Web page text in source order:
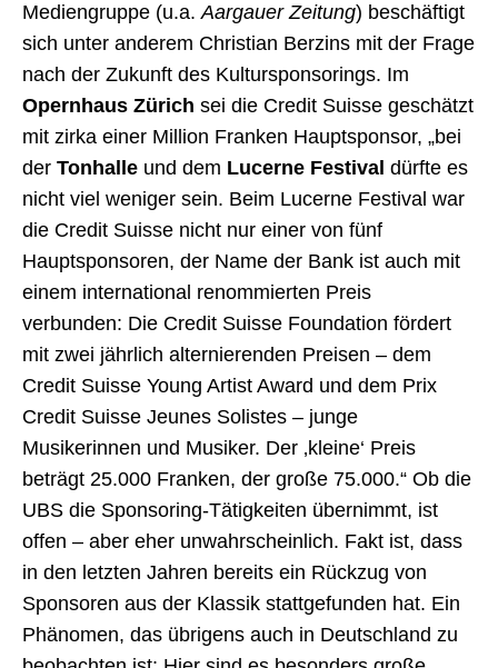
Mediengruppe (u.a.Aargauer Zeitung) beschäftigt
sich unter anderem Christian Berzins mit der Frage
nach der Zukunft des Kultursponsorings. Im
Opernhaus Zürich sei die Credit Suisse geschätzt
mit zirka einer Million Franken Hauptsponsor, „bei
der Tonhalle und dem Lucerne Festival dürfte es
nicht viel weniger sein. Beim Lucerne Festival war
die Credit Suisse nicht nur einer von fünf
Hauptsponsoren, der Name der Bank ist auch mit
einem international renommierten Preis
verbunden: Die Credit Suisse Foundation fördert
mit zwei jährlich alternierenden Preisen – dem
Credit Suisse Young Artist Award und dem Prix
Credit Suisse Jeunes Solistes – junge
Musikerinnen und Musiker. Der ‚kleine‘ Preis
beträgt 25.000 Franken, der große 75.000.“ Ob die
UBS die Sponsoring-Tätigkeiten übernimmt, ist
offen – aber eher unwahrscheinlich. Fakt ist, dass
in den letzten Jahren bereits ein Rückzug von
Sponsoren aus der Klassik stattgefunden hat. Ein
Phänomen, das übrigens auch in Deutschland zu